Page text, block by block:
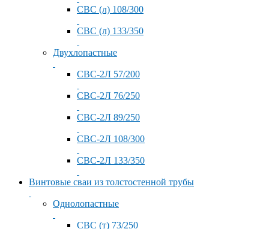
СВС (л) 108/300
СВС (л) 133/350
Двухлопастные
СВС-2Л 57/200
СВС-2Л 76/250
СВС-2Л 89/250
СВС-2Л 108/300
СВС-2Л 133/350
Винтовые сваи из толстостенной трубы
Однолопастные
СВС (т) 73/250